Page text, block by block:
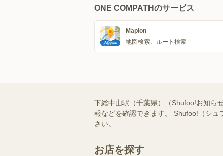
ONE COMPATHのサービス
Mapion
地図検索、ルート検索
下総中山駅（千葉県）（Shufoo!お知ら
報などを確認できます。 Shufoo!（シ
さい。
お店を探す